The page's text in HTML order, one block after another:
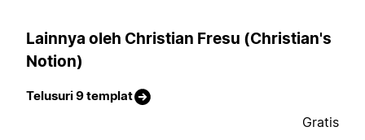
Lainnya oleh Christian Fresu (Christian's
Notion)
Telusuri 9 templat
Gratis